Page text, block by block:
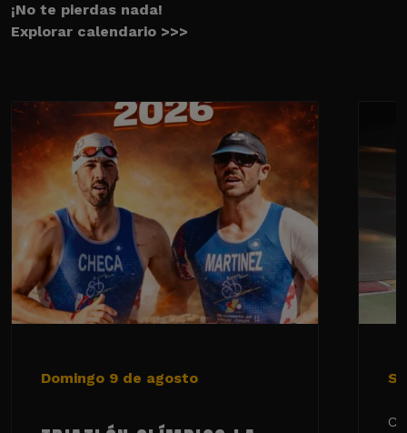
¡No te pierdas nada!
Explorar calendario >>>
Domingo 9 de agosto